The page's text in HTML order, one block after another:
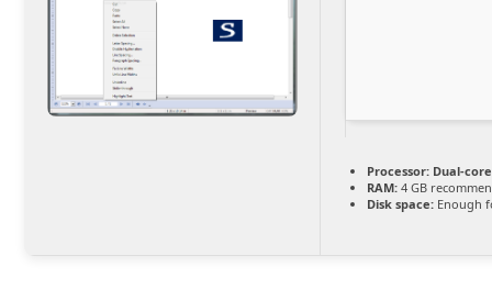
Processor: Dual-
RAM: 4 GB
Disk space: Enough